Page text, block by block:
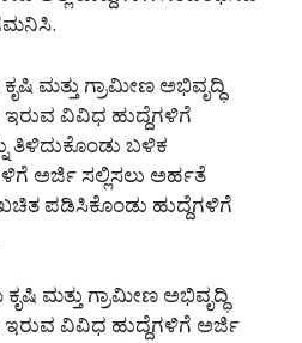
ಮತ್ತು ಗ್ರಾಮೀಣ ಅಭಿವೃದ್ಧಿ
ವಿವಿಧ ಹುದ್ದೆಗಳಿಗೆ
ಬಳಿಕ
ಅರ್ಜಿ ಸಲ್ಲಿಸಲು ಅರ್ಹತೆ
ಪಡಿಸಿಕೊಂಡು ಹುದ್ದೆಗಳಿಗೆ
ಮತ್ತು ಗ್ರಾಮೀಣ ಅಭಿವೃದ್ಧಿ
ವಿವಿಧ ಹುದ್ದೆಗಳಿಗೆ ಅರ್ಜಿ